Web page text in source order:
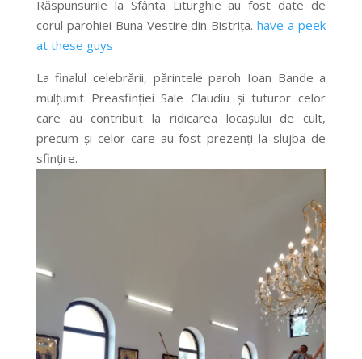
Răspunsurile la Sfânta Liturghie au fost date de
corul parohiei Buna Vestire din Bistrița.have a peek
at these guys
La finalul celebrării, părintele paroh Ioan Bande a
mulțumit Preasfinției Sale Claudiu și tuturor celor
care au contribuit la ridicarea locașului de cult,
precum și celor care au fost prezenți la slujba de
sfințire.